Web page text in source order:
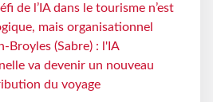
de l’IA dans le tourisme n’est
mais organisationnel
Broyles (Sabre) : l'IA
va devenir un nouveau
du voyage